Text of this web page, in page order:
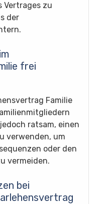
Vertrages zu
der
frei
Familie
ratsam, einen
verwenden, um
oder den
vermeiden.
bei